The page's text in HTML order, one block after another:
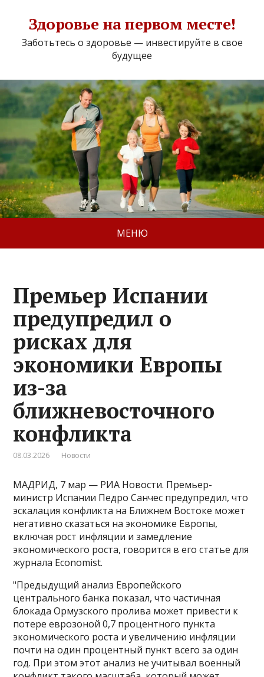
Здоровье на первом месте!
Заботьтесь о здоровье — инвестируйте в свое
будущее
МЕНЮ
Премьер Испании
предупредил о
рисках для
экономики Европы
из-за
ближневосточного
конфликта
08.03.2026 Новости
МАДРИД, 7 мар — РИА Новости. Премьер-
министр Испании Педро Санчес предупредил, что
эскалация конфликта на Ближнем Востоке может
негативно сказаться на экономике Европы,
включая рост инфляции и замедление
экономического роста, говорится в его статье для
журнала Economist.
"Предыдущий анализ Европейского
центрального банка показал, что частичная
блокада Ормузского пролива может привести к
потере еврозоной 0,7 процентного пункта
экономического роста и увеличению инфляции
почти на один процентный пункт всего за один
год​​​. При этом этот анализ не учитывал военный